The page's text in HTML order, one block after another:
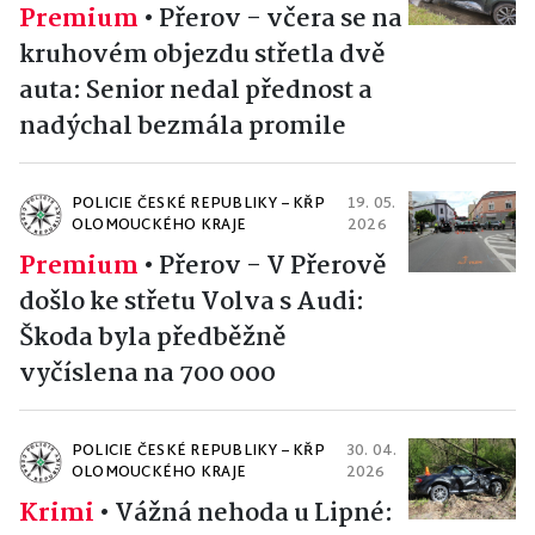
Premium • Přerov - včera se na
kruhovém objezdu střetla dvě
auta: Senior nedal přednost a
nadýchal bezmála promile
POLICIE ČESKÉ REPUBLIKY – KŘP
OLOMOUCKÉHO KRAJE
19. 05.
2026
Premium • Přerov - V Přerově
došlo ke střetu Volva s Audi:
Škoda byla předběžně
vyčíslena na 700 000
POLICIE ČESKÉ REPUBLIKY – KŘP
OLOMOUCKÉHO KRAJE
30. 04.
2026
Krimi • Vážná nehoda u Lipné: